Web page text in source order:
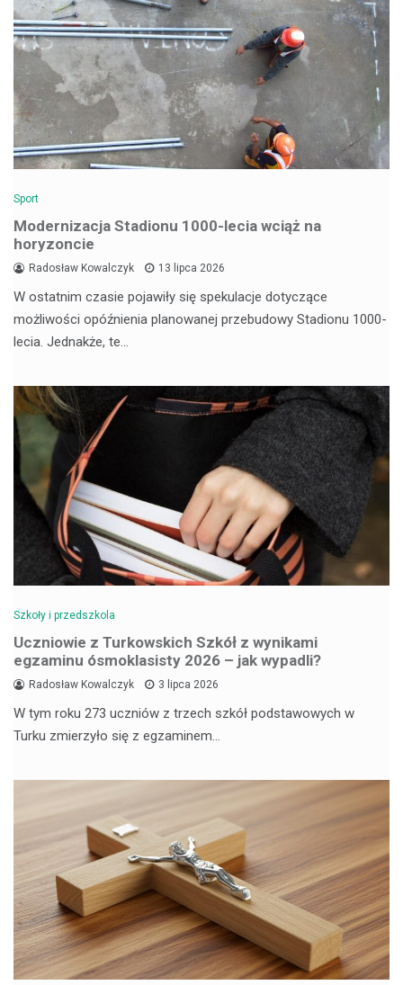
Sport
Modernizacja Stadionu 1000-lecia wciąż na
horyzoncie
Radosław Kowalczyk 13 lipca 2026
W ostatnim czasie pojawiły się spekulacje dotyczące
możliwości opóźnienia planowanej przebudowy Stadionu 1000-
lecia. Jednakże, te…
Szkoły i przedszkola
Uczniowie z Turkowskich Szkół z wynikami
egzaminu ósmoklasisty 2026 – jak wypadli?
Radosław Kowalczyk 3 lipca 2026
W tym roku 273 uczniów z trzech szkół podstawowych w
Turku zmierzyło się z egzaminem…